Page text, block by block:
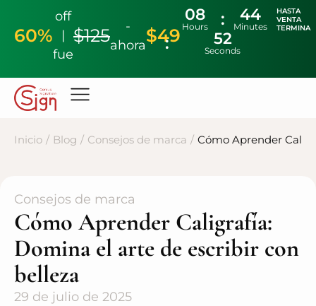
60%
off
|
fue
$125
-
ahora$49
08
Hours
44
Minutes
51
Seconds
HASTA
VENTA
TERMINA
Inicio / Blog / Consejos de marca / Cómo Aprender
Consejos de marca
Cómo Aprender Caligrafía:
Domina el arte de escribir con
belleza
29 de julio de 2025